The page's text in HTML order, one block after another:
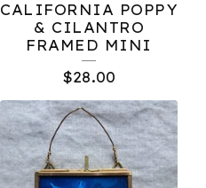
CALIFORNIA POPPY
& CILANTRO
FRAMED MINI
$28.00